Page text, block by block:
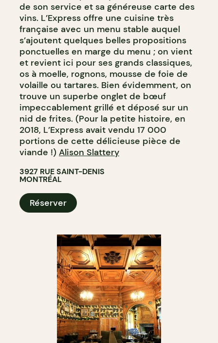
de son service et sa généreuse carte des
vins. L’Express offre une cuisine très
française avec un menu stable auquel
s’ajoutent quelques belles propositions
ponctuelles en marge du menu ; on vient
et revient ici pour ses grands classiques,
os à moelle, rognons, mousse de foie de
volaille ou tartares. Bien évidemment, on
trouve un superbe onglet de bœuf
impeccablement grillé et déposé sur un
nid de frites. (Pour la petite histoire, en
2018, L’Express avait vendu 17 000
portions de cette délicieuse pièce de
viande !) Alison Slattery
3927 RUE SAINT-DENIS
MONTRÉAL
Réserver